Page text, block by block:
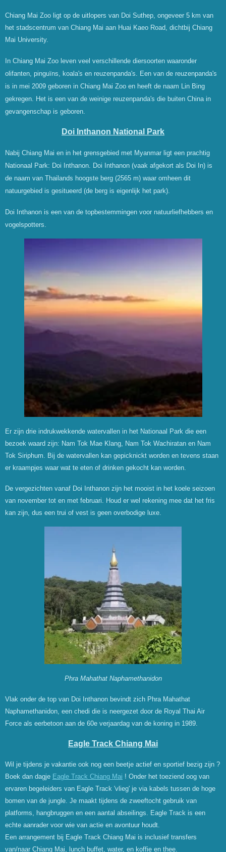
Chiang Mai Zoo ligt op de uitlopers van Doi Suthep, ongeveer 5 km van
het stadscentrum van Chiang Mai aan Huai Kaeo Road, dichtbij Chiang
Mai University.
In Chiang Mai Zoo leven veel verschillende diersoorten waaronder
olifanten, pinguïns, koala's en reuzenpanda's. Een van de reuzenpanda's
is in mei 2009 geboren in Chiang Mai Zoo en heeft de naam Lin Bing
gekregen. Het is een van de weinige reuzenpanda's die buiten China in
gevangenschap is geboren.
Doi Inthanon National Park
Nabij Chiang Mai en in het grensgebied met Myanmar ligt een prachtig
Nationaal Park: Doi Inthanon. Doi Inthanon (vaak afgekort als Doi In) is
de naam van Thailands hoogste berg (2565 m) waar omheen dit
natuurgebied is gesitueerd (de berg is eigenlijk het park).
Doi Inthanon is een van de topbestemmingen voor natuurliefhebbers en
vogelspotters.
Er zijn drie indrukwekkende watervallen in het Nationaal Park die een
bezoek waard zijn: Nam Tok Mae Klang, Nam Tok Wachiratan en Nam
Tok Siriphum. Bij de watervallen kan gepicknickt worden en tevens staan
er kraampjes waar wat te eten of drinken gekocht kan worden.
De vergezichten vanaf Doi Inthanon zijn het mooist in het koele seizoen
van november tot en met februari. Houd er wel rekening mee dat het fris
kan zijn, dus een trui of vest is geen overbodige luxe.
Phra Mahathat Naphamethanidon
Vlak onder de top van Doi Inthanon bevindt zich Phra Mahathat
Naphamethanidon, een chedi die is neergezet door de Royal Thai Air
Force als eerbetoon aan de 60e verjaardag van de koning in 1989.
Eagle Track Chiang Mai
Wil je tijdens je vakantie ook nog een beetje actief en sportief bezig zijn ?
Boek dan dagje Eagle Track Chiang Mai ! Onder het toeziend oog van
ervaren begeleiders van Eagle Track 'vlieg' je via kabels tussen de hoge
bomen van de jungle. Je maakt tijdens de zweeftocht gebruik van
platforms, hangbruggen en een aantal abseilings. Eagle Track is een
echte aanrader voor wie van actie en avontuur houdt.
Een arrangement bij Eagle Track Chiang Mai is inclusief transfers
van/naar Chiang Mai, lunch buffet, water, en koffie en thee.